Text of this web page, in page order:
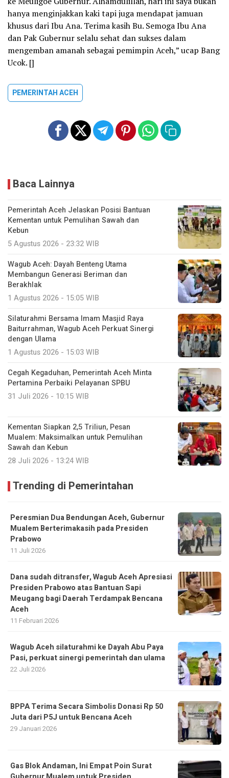
hanya menginjakkan kaki tapi juga mendapat jamuan
khusus dari Ibu Ana. Terima kasih Bu. Semoga Ibu Ana
dan Pak Gubernur selalu sehat dan sukses dalam
mengemban amanah sebagai pemimpin Aceh,” ucap Bang
Ucok. []
PEMERINTAH ACEH
Baca Lainnya
Pemerintah Aceh Jelaskan Posisi Bantuan
Kementan untuk Pemulihan Sawah dan
Kebun
5 Agustus 2026 - 23:32 WIB
Wagub Aceh: Dayah Benteng Utama
Membangun Generasi Beriman dan
Berakhlak
1 Agustus 2026 - 15:05 WIB
Silaturahmi Bersama Imam Masjid Raya
Baiturrahman, Wagub Aceh Perkuat Sinergi
dengan Ulama
1 Agustus 2026 - 15:03 WIB
Cegah Kegaduhan, Pemerintah Aceh Minta
Pertamina Perbaiki Pelayanan SPBU
31 Juli 2026 - 10:15 WIB
Kementan Siapkan 2,5 Triliun, Pesan
Mualem: Maksimalkan untuk Pemulihan
Sawah dan Kebun
28 Juli 2026 - 13:24 WIB
Trending di Pemerintahan
Peresmian Dua Bendungan Aceh, Gubernur
Mualem Berterimakasih pada Presiden
Prabowo
11 Juli 2026
Dana sudah ditransfer, Wagub Aceh Apresiasi
Presiden Prabowo atas Bantuan Sapi
Meugang bagi Daerah Terdampak Bencana
Aceh ‎
11 Februari 2026
Wagub Aceh silaturahmi ke Dayah Abu Paya
Pasi, perkuat sinergi pemerintah dan ulama
22 Juli 2026
BPPA Terima Secara Simbolis Donasi Rp 50
Juta dari P5J untuk Bencana Aceh
29 Januari 2026
Gas Blok Andaman, Ini Empat Poin Surat